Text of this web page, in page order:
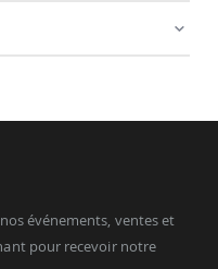
événements, ventes et
pour recevoir notre